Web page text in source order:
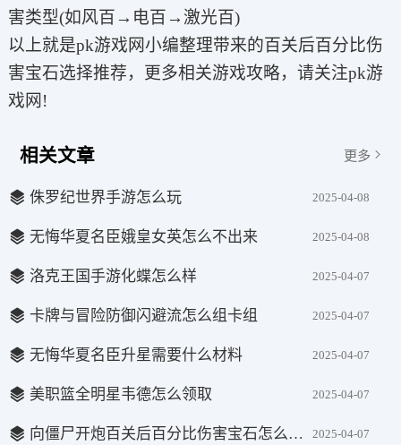
害类型(如风百→电百→激光百)
以上就是pk游戏网小编整理带来的百关后百分比伤
害宝石选择推荐，更多相关游戏攻略，请关注pk游
戏网!
相关文章 更多
侏罗纪世界手游怎么玩 2025-04-08
无悔华夏名臣娥皇女英怎么不出来 2025-04-08
洛克王国手游化蝶怎么样 2025-04-07
卡牌与冒险防御闪避流怎么组卡组 2025-04-07
无悔华夏名臣升星需要什么材料 2025-04-07
美职篮全明星韦德怎么领取 2025-04-07
向僵尸开炮百关后百分比伤害宝石怎么选择 2025-04-07